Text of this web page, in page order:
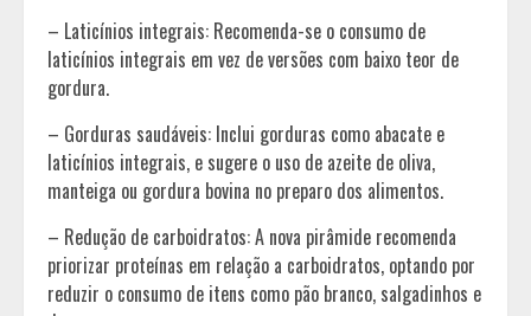
– Laticínios integrais: Recomenda-se o consumo de
laticínios integrais em vez de versões com baixo teor de
gordura.
– Gorduras saudáveis: Inclui gorduras como abacate e
laticínios integrais, e sugere o uso de azeite de oliva,
manteiga ou gordura bovina no preparo dos alimentos.
– Redução de carboidratos: A nova pirâmide recomenda
priorizar proteínas em relação a carboidratos, optando por
reduzir o consumo de itens como pão branco, salgadinhos e